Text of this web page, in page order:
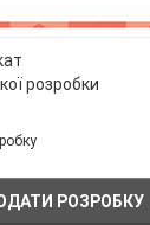
розробки
РОЗРОБКУ